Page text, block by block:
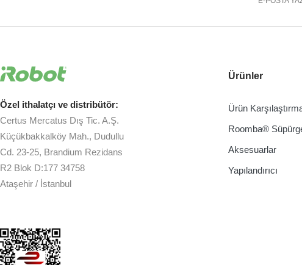
Özel ithalatçı ve distribütör:
Certus Mercatus Dış Tic. A.Ş.
Küçükbakkalköy Mah., Dudullu
Cd. 23-25, Brandium Rezidans
R2 Blok D:177 34758
Ataşehir / İstanbul
Ürünler
Ürün
Roomba®
Aksesuarlar
Yapılandırıcı